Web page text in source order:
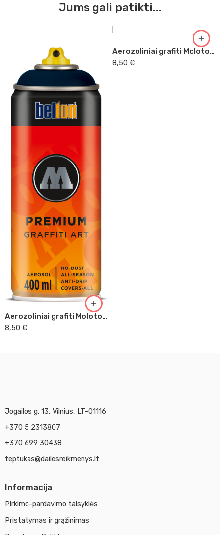
Jums gali patikti...
Aerozoliniai grafiti Molotov ledo mėlyna tamsi 400ml 019
8,50 €
Aerozoliniai grafiti Molotov lagūnos mėlyna 400ml 074
8,50 €
Jogailos g. 13, Vilnius, LT-01116
+370 5 2313807
+370 699 30438
teptukas@dailesreikmenys.lt
Informacija
Pirkimo-pardavimo taisyklės
Pristatymas ir grąžinimas